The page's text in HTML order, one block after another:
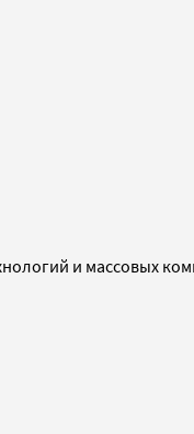
и массовых